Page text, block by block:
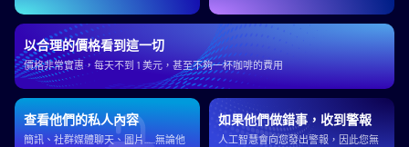
查看他們的私人內容
簡訊、社群媒體聊天、圖片……無論他
以合理的價格看到這一切
價格非常實惠，每天不到 1 美元，甚至不夠一杯咖啡的費用
如果他們做錯事，收到警報
人工智慧會向您發出警報，因此您無